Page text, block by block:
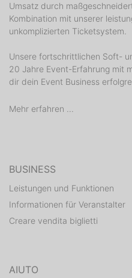
Umsatz durch
Kombination mit unserer
unkomplizierten Ticketsystem.
Unsere fortschrittlichen Soft-
20 Jahre Event-Erfahrung mit
dir dein Event Business
Mehr erfahren ...
BUSINESS
Leistungen und Funktionen
Informationen für Veranstalter
Creare vendita biglietti
AIUTO